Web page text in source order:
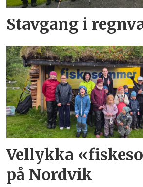
Stavgang i
Vellykka
på Nordvik